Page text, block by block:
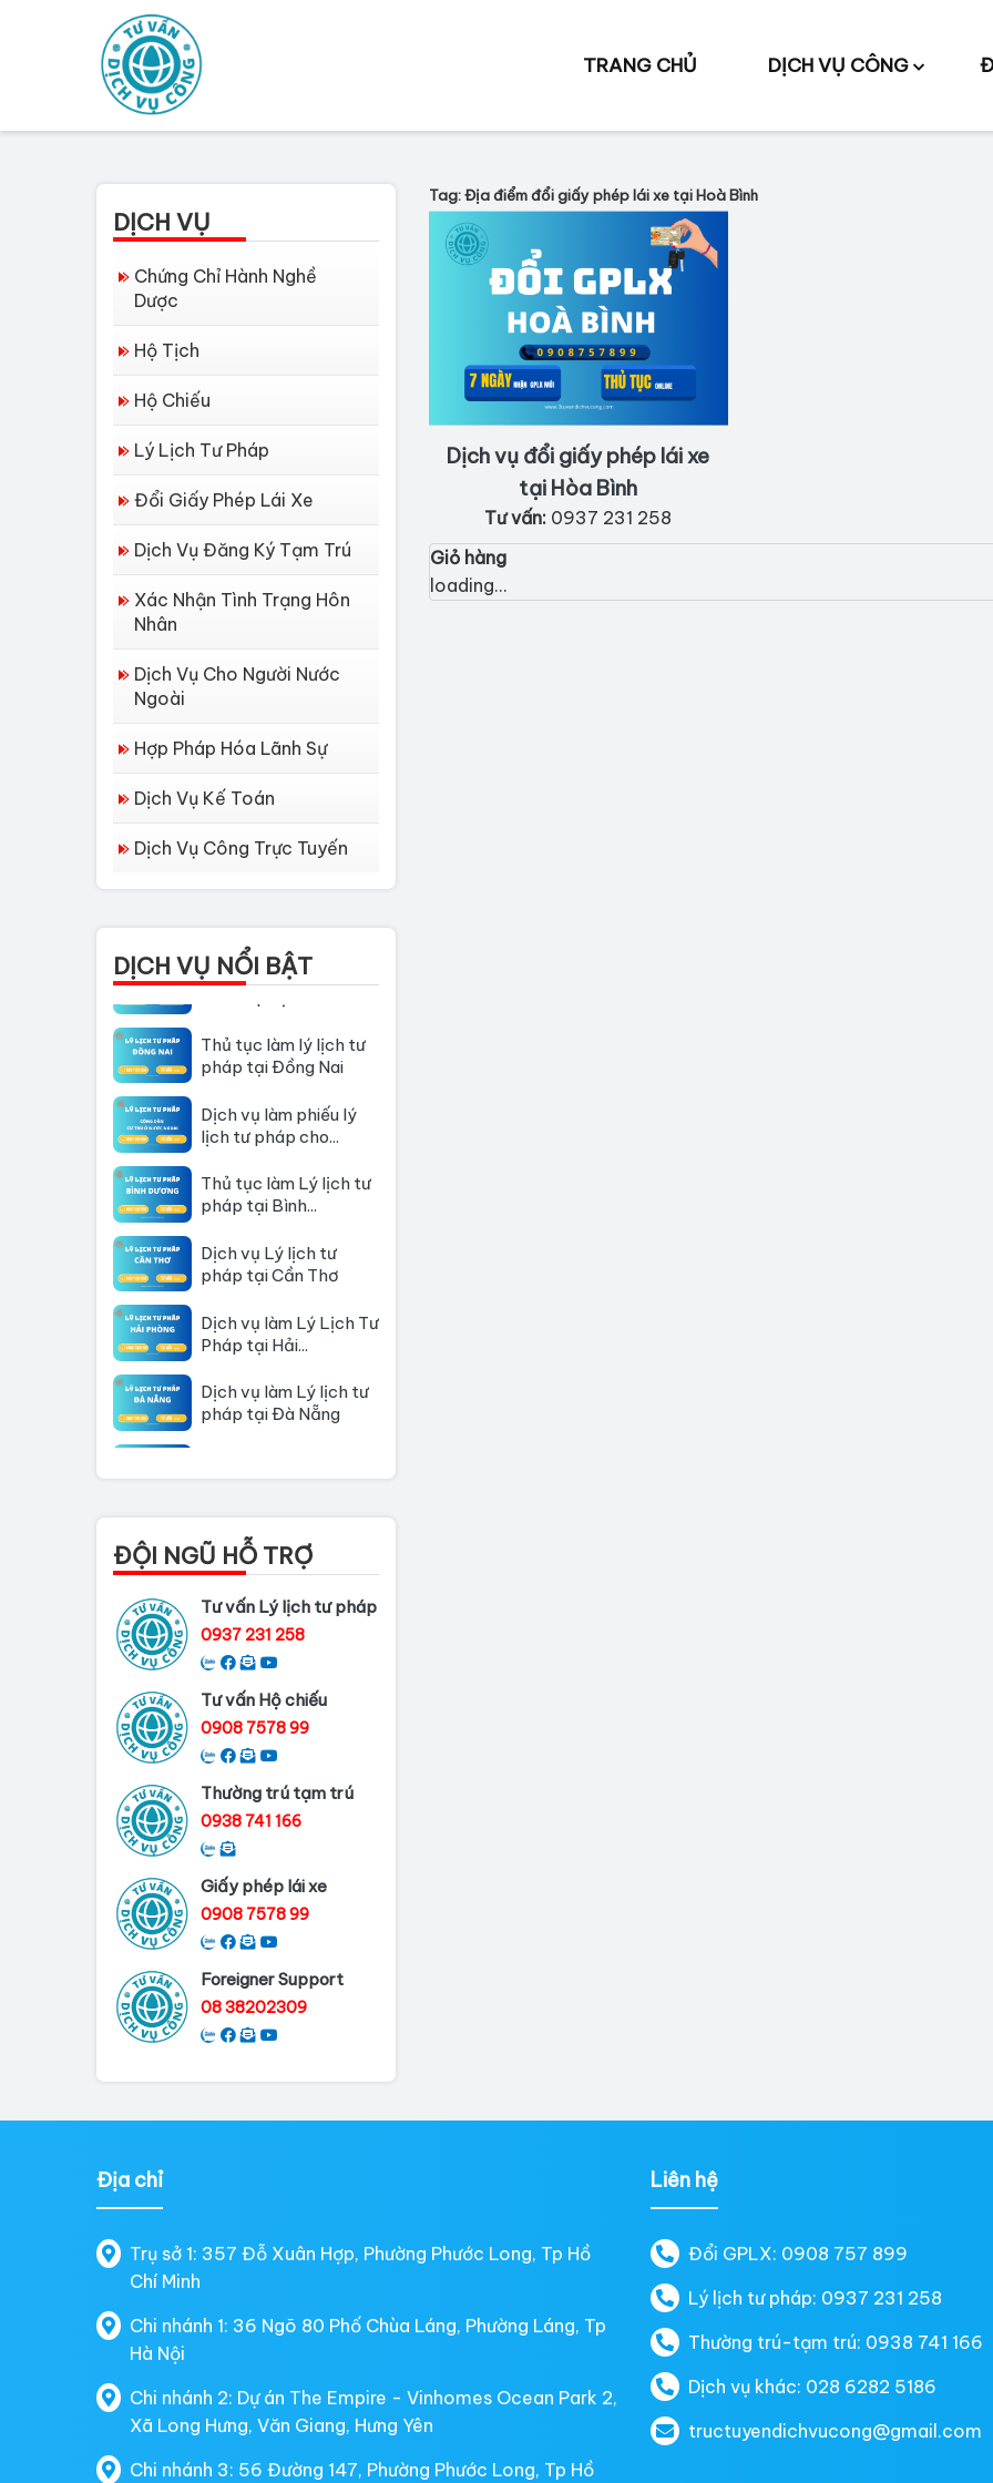
TRANG CHỦ DỊCH VỤ CÔNG
Tag: Địa điểm đổi giấy phép lái xe tại Hoà Bình
Dịch vụ đổi giấy phép lái xe
tại Hòa Bình
Tư vấn: 0937 231 258
Giỏ hàng
loading...
DỊCH VỤ
Chứng Chỉ Hành Nghề
Dược
Hộ Tịch
Hộ Chiếu
Lý Lịch Tư Pháp
Đổi Giấy Phép Lái Xe
Dịch Vụ Đăng Ký Tạm Trú
Xác Nhận Tình Trạng Hôn
Nhân
Dịch Vụ Cho Người Nước
Ngoài
Hợp Pháp Hóa Lãnh Sự
Dịch Vụ Kế Toán
Dịch Vụ Công Trực Tuyến
DỊCH VỤ NỔI BẬT
Dịch vụ làm Lý lịch tư
Thủ tục làm Lý Lịch
Tư Pháp tại Hồ Chí...
pháp tại Đồng Nai
lịch tư pháp cho...
pháp tại Bình...
pháp tại Cần Thơ
Pháp tại Hải...
pháp tại Đà Nẵng
Thủ tục làm lý lịch tư
pháp tại Đồng Nai
lịch tư pháp cho...
Thủ tục làm Lý lịch tư
pháp tại Bình...
Dịch vụ Lý lịch tư
pháp tại Cần Thơ
Dịch vụ làm Lý Lịch Tư
Pháp tại Hải...
ĐỘI NGŨ HỖ TRỢ
Tư vấn Lý lịch tư pháp
0937 231 258
Tư vấn Hộ chiếu
0908 7578 99
Thường trú tạm trú
0938 741 166
Giấy phép lái xe
0908 7578 99
Foreigner Support
08 38202309
Địa chỉ
Trụ sở 1: 357 Đỗ Xuân Hợp, Phường Phước Long, Tp Hồ
Chí Minh
Chi nhánh 1: 36 Ngõ 80 Phố Chùa Láng, Phường Láng, Tp
Hà Nội
Chi nhánh 2: Dự án The Empire - Vinhomes Ocean Park 2,
Xã Long Hưng, Văn Giang, Hưng Yên
Chi nhánh 3: 56 Đường 147, Phường Phước Long, Tp Hồ
Liên hệ
Đổi GPLX: 0908 757 899
Lý lịch tư pháp: 0937 231 258
Thường trú-tạm trú: 0938 741 166
Dịch vụ khác: 028 6282 5186
tructuyendichvucong@gmail.com